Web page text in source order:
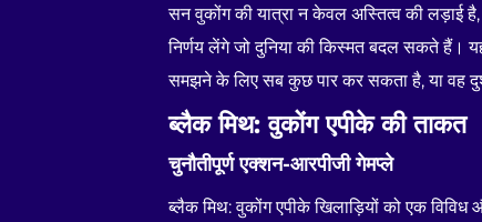
सन वुकोंग की यात्रा न केवल अस्तित्व की लड़ाई
निर्णय लेंगे जो दुनिया की किस्मत बदल सकते हैं।
समझने के लिए सब कुछ पार कर सकता है, या वह
ब्लैक मिथ: वुकोंग एपीके की ताकत
चुनौतीपूर्ण एक्शन-आरपीजी गेमप्ले
ब्लैक मिथ: वुकोंग एपीके खिलाड़ियों को एक